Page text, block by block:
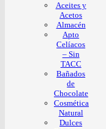
Aceites y
Acetos
Almacén
Apto
Celíacos
– Sin
TACC
Bañados
de
Chocolate
Cosmética
Natural
Dulces